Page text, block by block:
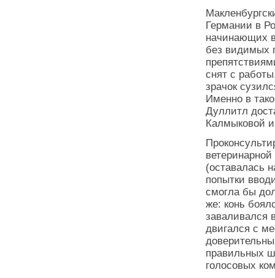
Германии в
начинающих
без видимых
снят с
зрачок
Именно в
Дуллитл
Калмыковой
(оставалась
попытки
смогла бы
же: конь
заваливался
двигался с
правильных
голосовых